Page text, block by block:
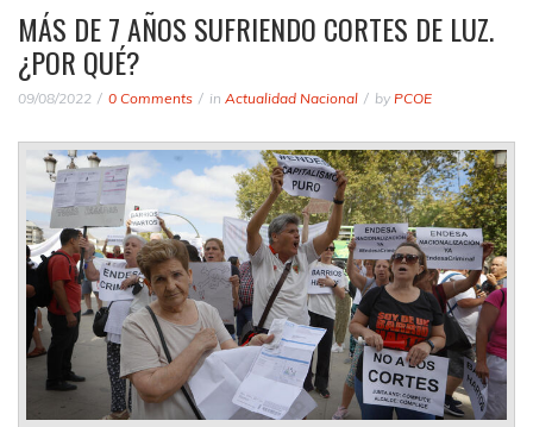
MÁS DE 7 AÑOS SUFRIENDO CORTES DE LUZ.
¿POR QUÉ?
09/08/2022 0 Comments in Actualidad Nacional by PCOE